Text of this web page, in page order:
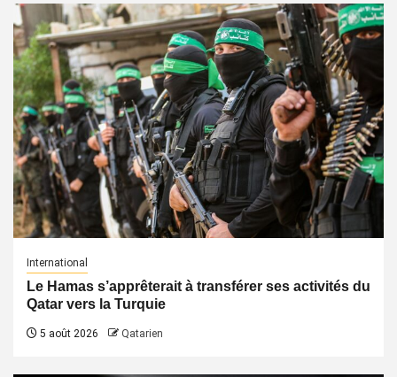
International
Le Hamas s’apprêterait à transférer ses activités du
Qatar vers la Turquie
5 août 2026 Qatarien